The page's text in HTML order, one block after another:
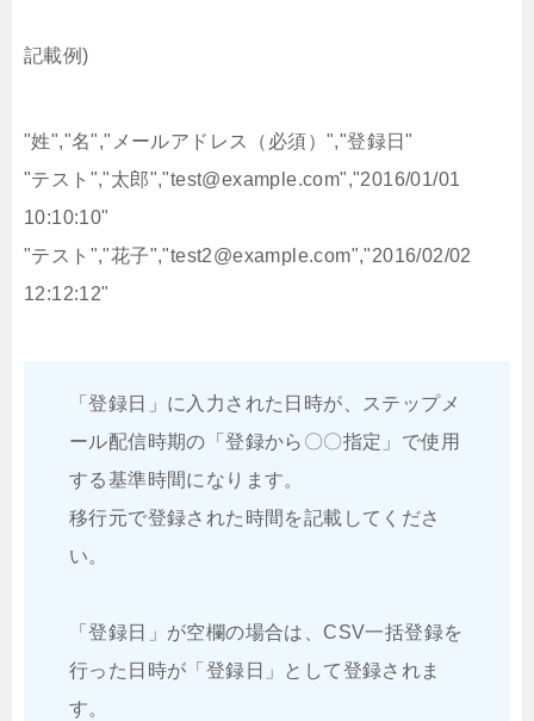
記載例)
"姓","名","メールアドレス（必須）","登録日"
"テスト","太郎","test@example.com","2016/01/01
10:10:10"
"テスト","花子","test2@example.com","2016/02/02
12:12:12"
「登録日」に入力された日時が、ステップメ
ール配信時期の「登録から〇〇指定」で使用
する基準時間になります。
移行元で登録された時間を記載してくださ
い。
「登録日」が空欄の場合は、CSV一括登録を
行った日時が「登録日」として登録されま
す。